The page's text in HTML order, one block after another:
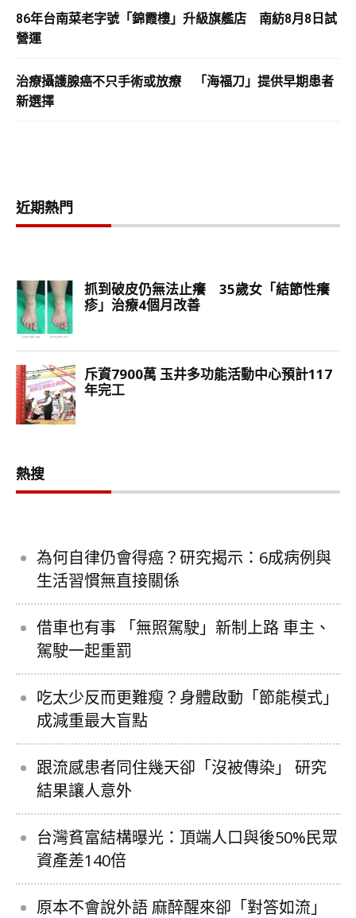
86年台南菜老字號「錦霞樓」升級旗艦店 南紡8月8日試
營運
治療攝護腺癌不只手術或放療 「海福刀」提供早期患者
新選擇
近期熱門
熱搜
為何自律仍會得癌？研究揭示：6成病例與
生活習慣無直接關係
借車也有事 「無照駕駛」新制上路 車主、
駕駛一起重罰
吃太少反而更難瘦？身體啟動「節能模式」
成減重最大盲點
跟流感患者同住幾天卻「沒被傳染」 研究
結果讓人意外
台灣貧富結構曝光：頂端人口與後50%民眾
資產差140倍
原本不會說外語 麻醉醒來卻「對答如流」